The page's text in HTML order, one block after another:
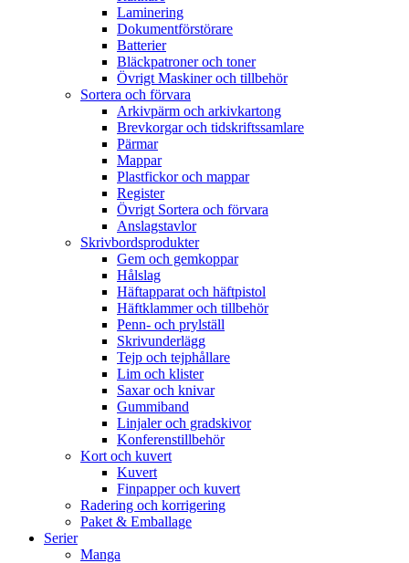
Laminering
Dokumentförstörare
Batterier
Bläckpatroner och toner
Övrigt Maskiner och tillbehör
Sortera och förvara
Arkivpärm och arkivkartong
Brevkorgar och tidskriftssamlare
Pärmar
Mappar
Plastfickor och mappar
Register
Övrigt Sortera och förvara
Anslagstavlor
Skrivbordsprodukter
Gem och gemkoppar
Hålslag
Häftapparat och häftpistol
Häftklammer och tillbehör
Penn- och prylställ
Skrivunderlägg
Tejp och tejphållare
Lim och klister
Saxar och knivar
Gummiband
Linjaler och gradskivor
Konferenstillbehör
Kort och kuvert
Kuvert
Finpapper och kuvert
Radering och korrigering
Paket & Emballage
Serier
Manga